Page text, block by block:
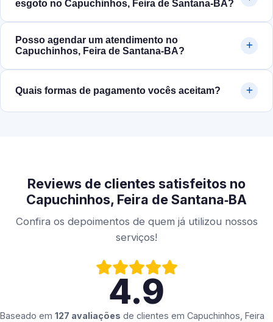
esgoto no Capuchinhos, Feira de Santana‑BA?
Posso agendar um atendimento no
Capuchinhos, Feira de Santana‑BA?
Quais formas de pagamento vocês aceitam?
Reviews de clientes satisfeitos no
Capuchinhos, Feira de Santana‑BA
Confira os depoimentos de quem já utilizou nossos
serviços!
4.9
Baseado em 127 avaliações de clientes em Capuchinhos, Feira